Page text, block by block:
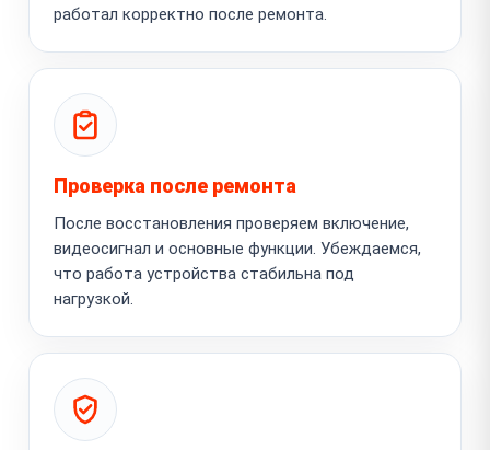
работал корректно после ремонта.
Проверка после ремонта
После восстановления проверяем включение,
видеосигнал и основные функции. Убеждаемся,
что работа устройства стабильна под
нагрузкой.